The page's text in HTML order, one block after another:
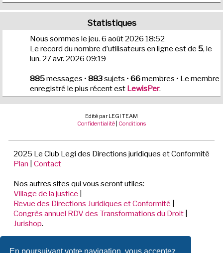
En poursuivant votre navigation, vous acceptez
Statistiques
Nous sommes le jeu. 6 août 2026 18:52
Le record du nombre d’utilisateurs en ligne est de 5, le
lun. 27 avr. 2026 09:19
885messages • 883sujets • 66membres • Le membre
enregistré le plus récent est LewisPer.
Edité par LEGI TEAM
Confidentialité Conditions
2025 Le Club Legi des Directions juridiques et Conformité
Plan
Contact
Nos autres sites qui vous seront utiles:
Village de la justice
Revue des Directions Juridiques et Conformité
Congrès annuel RDV des Transformations du Droit
Jurishop.